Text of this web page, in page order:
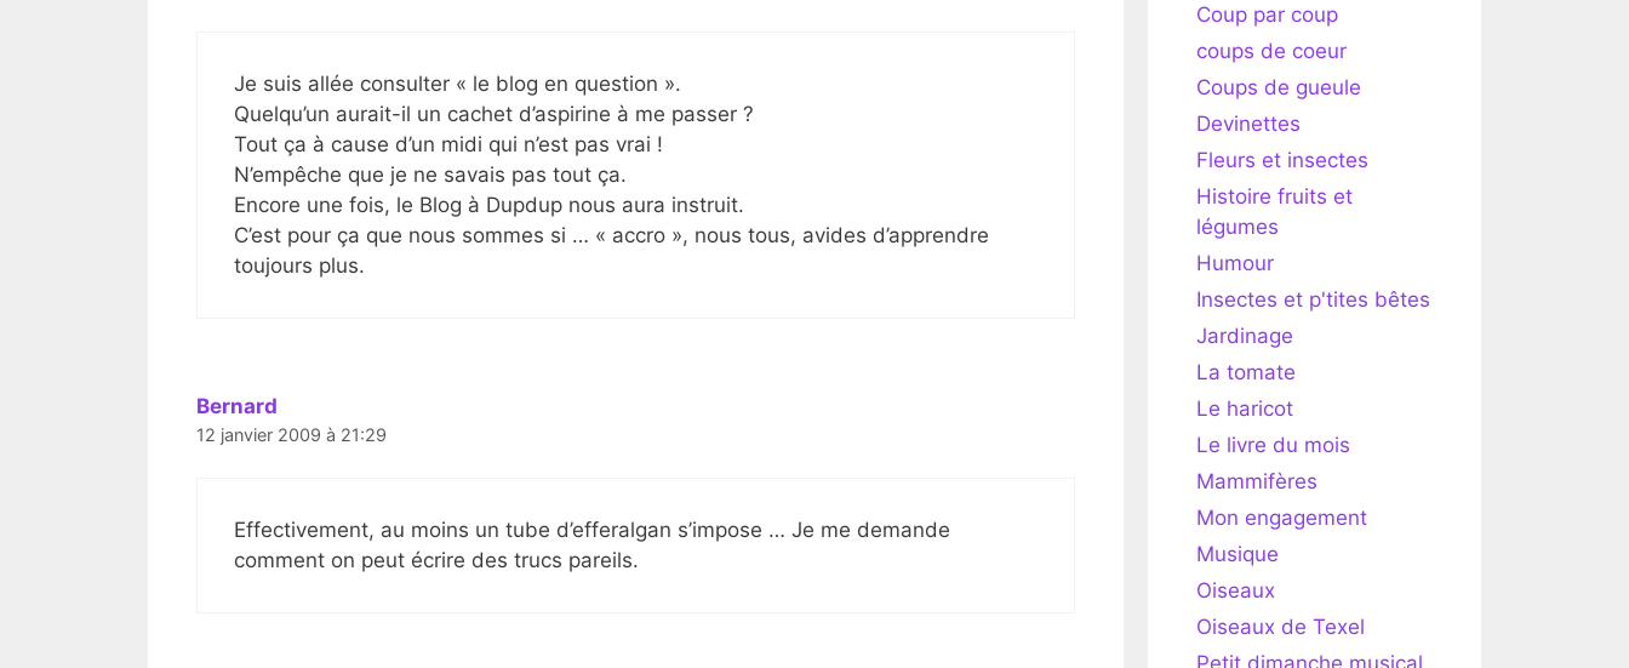
Je suis allée consulter « le blog en question ».
Quelqu’un aurait-il un cachet d’aspirine à me passer ?
Tout ça à cause d’un midi qui n’est pas vrai !
N’empêche que je ne savais pas tout ça.
Encore une fois, le Blog à Dupdup nous aura instruit.
C’est pour ça que nous sommes si … « accro », nous tous, avides d’apprendre
toujours plus.
Bernard
12 janvier 2009 à 21:29
Effectivement, au moins un tube d’efferalgan s’impose … Je me demande
comment on peut écrire des trucs pareils.
Coup par coup
coups de coeur
Coups de gueule
Devinettes
Fleurs et insectes
Histoire fruits et
légumes
Humour
Insectes et p'tites bêtes
Jardinage
La tomate
Le haricot
Le livre du mois
Mammifères
Mon engagement
Musique
Oiseaux
Oiseaux de Texel
Petit dimanche musical